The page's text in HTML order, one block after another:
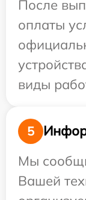
После
оплаты
виды
5
Мы
Вашей